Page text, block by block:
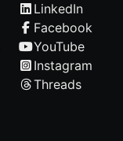
LinkedIn
Facebook
YouTube
Instagram
Threads